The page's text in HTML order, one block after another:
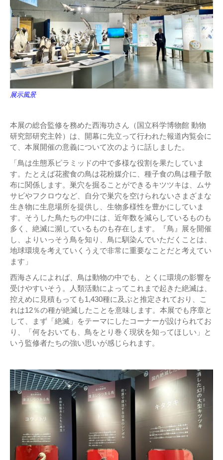
展示風景
本展の総合監修を務めた西海功さん（国立科学博物館 動物
研究部研究主幹）は、開幕に先立って行われた報道内覧会に
て、本展開催の意義について次のように話しました。
「鳥は生態系ピラミッドの中で多様な役割を果たしていま
す。たとえば花蜜食の鳥は花粉媒介に、種子食の鳥は種子散
布に関係します。巣穴を掘ることができるキツツキは、ムサ
サビやフクロウなど、自分で巣穴を空けられないさまざまな
生き物に生息場所を提供し、生物多様性を豊かにしていま
す。そうした鳥たちの中には、近年数を減らしているものも
多く、絶滅に瀕しているものも存在します。『鳥』展を開催
し、よりいっそう鳥を知り、鳥に馴染んでいただくことは、
地球環境を考えていくうえで非常に重要なことだと考えてい
ます」
西海さんによれば、鳥は動物の中でも、とくに環境の影響を
受けやすいそう。人類活動によってこれまで起きた絶滅は、
控えめに見積もっても1,430種に及ぶと推定されており、こ
れは12％の種が絶滅したことを意味します。本展でも序章と
して、まず「絶滅」をテーマにしたコーナーが設けられてお
り、「何をおいても、鳥をとり巻く現状を知ってほしい」と
いう監修者たちの強い思いが感じられます。